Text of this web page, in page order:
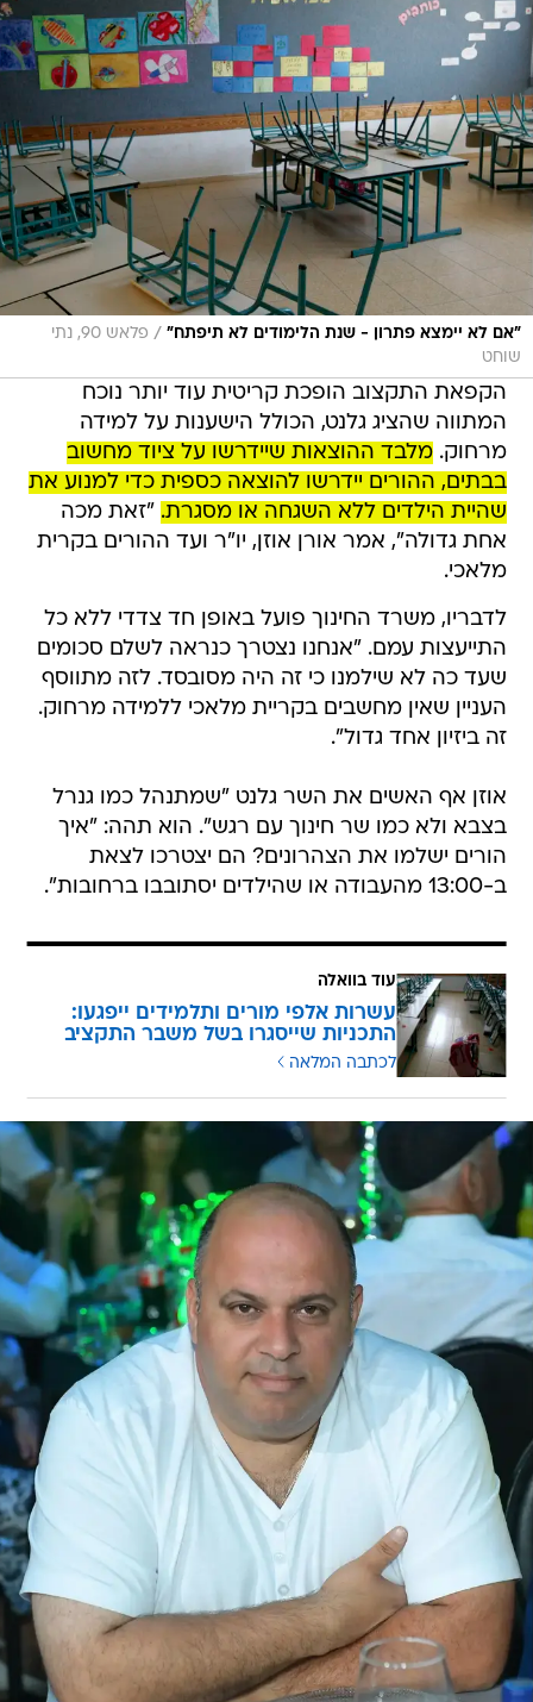
"אם לא יימצא פתרון - שנת הלימודים לא תיפתח" /
פלאש 90, נתי
שוחט
הקפאת התקצוב הופכת קריטית עוד יותר נוכח
המתווה שהציג גלנט, הכולל הישענות על למידה
מרחוק.מלבד ההוצאות שיידרשו על ציוד מחשוב
בבתים, ההורים יידרשו להוצאה כספית כדי למנוע את
שהיית הילדים ללא השגחה או מסגרת. "זאת מכה
אחת גדולה", אמר אורן אוזן, יו"ר ועד ההורים בקרית
מלאכי.
לדבריו, משרד החינוך פועל באופן חד צדדי ללא כל
התייעצות עמם. "אנחנו נצטרך כנראה לשלם סכומים
שעד כה לא שילמנו כי זה היה מסובסד. לזה מתווסף
העניין שאין מחשבים בקריית מלאכי ללמידה מרחוק.
זה ביזיון אחד גדול".
אוזן אף האשים את השר גלנט "שמתנהל כמו גנרל
בצבא ולא כמו שר חינוך עם רגש". הוא תהה: "איך
הורים ישלמו את הצהרונים? הם יצטרכו לצאת
ב-13:00 מהעבודה או שהילדים יסתובבו ברחובות".
עוד בוואלה
עשרות אלפי מורים ותלמידים ייפגעו:
התכניות שייסגרו בשל משבר התקציב
לכתבה המלאה